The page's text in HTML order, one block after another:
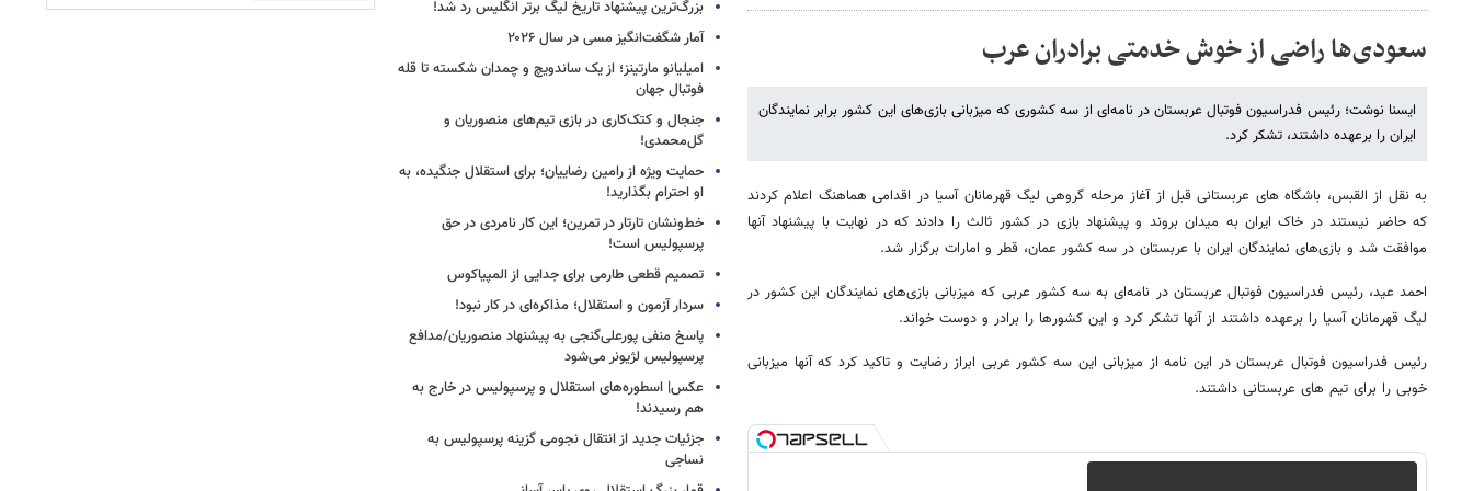
سعودی‌ها راضی از خوش خدمتی برادران عرب
ایسنا نوشت؛ رئیس فدراسیون فوتبال عربستان در نامه‌ای از سه کشوری که میزبانی بازی‌های این کشور برابر نمایندگان
ایران را برعهده داشتند، تشکر کرد.
به نقل از القبس، باشگاه های عربستانی قبل از آغاز مرحله گروهی لیگ قهرمانان آسیا در اقدامی هماهنگ اعلام کردند
که حاضر نیستند در خاک ایران به میدان بروند و پیشنهاد بازی در کشور ثالث را دادند که در نهایت با پیشنهاد آنها
موافقت شد و بازی‌های نمایندگان ایران با عربستان در سه کشور عمان، قطر و امارات برگزار شد.
احمد عید، رئیس فدراسیون فوتبال عربستان در نامه‌ای به سه کشور عربی که میزبانی بازی‌های نمایندگان این کشور در
لیگ قهرمانان آسیا را برعهده داشتند از آنها تشکر کرد و این کشور‌ها را برادر و دوست خواند.
رئیس فدراسیون فوتبال عربستان در این نامه از میزبانی این سه کشور عربی ابراز رضایت و تاکید کرد که آنها میزبانی
خوبی را برای تیم های عربستانی داشتند.
بزرگ‌ترین پیشنهاد تاریخ لیگ برتر انگلیس رد شد!
آمار شگفت‌انگیز مسی در سال ۲۰۲۶
امیلیانو مارتینز؛ از یک ساندویچ و چمدان شکسته تا قله
فوتبال جهان
جنجال و کتک‌کاری در بازی تیم‌های منصوریان و
گل‌محمدی!
حمایت ویژه از رامین رضاییان؛ برای استقلال جنگیده، به
او احترام بگذارید!
خط‌ونشان تارتار در تمرین؛ این کار نامردی در حق
پرسپولیس است!
تصمیم قطعی طارمی برای جدایی از المپیاکوس
سردار آزمون و استقلال؛ مذاکره‌ای در کار نبود!
پاسخ منفی پورعلی‌گنجی به پیشنهاد منصوریان/مدافع
پرسپولیس لژیونر می‌شود
عکس| اسطوره‌های استقلال و پرسپولیس در خارج به
هم رسیدند!
جزئیات جدید از انتقال نجومی گزینه پرسپولیس به
نساجی